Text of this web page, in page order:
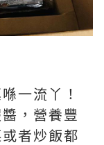
一流丫！
，營養豐
者炒飯都